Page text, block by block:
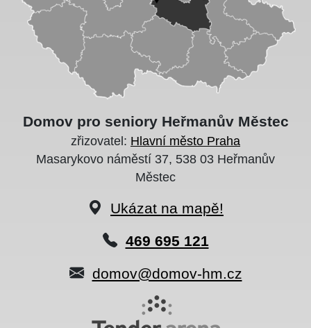
Domov pro seniory Heřmanův Městec
zřizovatel: Hlavní město Praha
Masarykovo náměstí 37, 538 03 Heřmanův
Městec
Ukázat na mapě!
469 695 121
domov@domov-hm.cz